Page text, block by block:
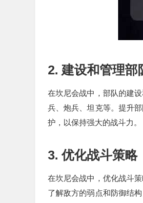
2. 建设和管理部
在坎尼会战中，部队的建
兵、炮兵、坦克等。提升
护，以保持强大的战斗力。
3. 优化战斗策略
在坎尼会战中，优化战斗
了解敌方的弱点和防御结